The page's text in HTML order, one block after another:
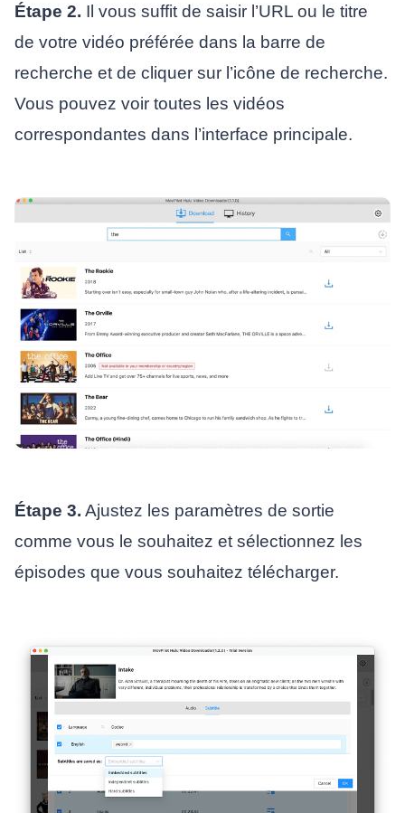
Étape 2. Il vous suffit de saisir l’URL ou le titre
de votre vidéo préférée dans la barre de
recherche et de cliquer sur l’icône de recherche.
Vous pouvez voir toutes les vidéos
correspondantes dans l’interface principale.
Étape 3. Ajustez les paramètres de sortie
comme vous le souhaitez et sélectionnez les
épisodes que vous souhaitez télécharger.